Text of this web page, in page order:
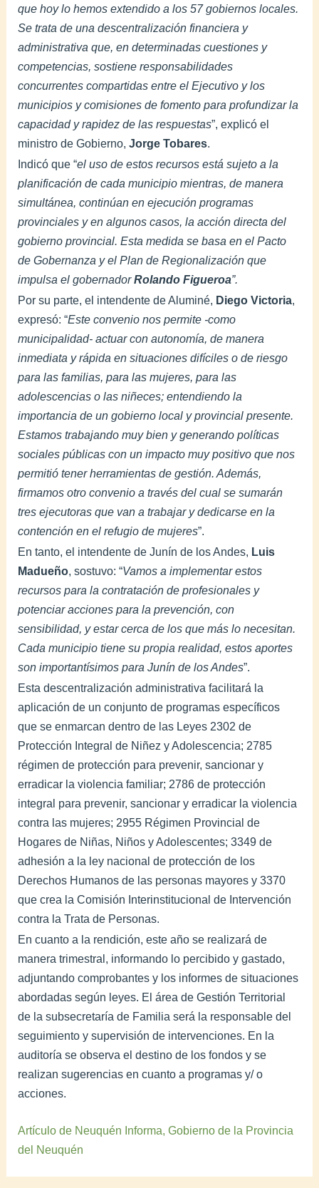
que hoy lo hemos extendido a los 57 gobiernos locales.
Se trata de una descentralización financiera y
administrativa que, en determinadas cuestiones y
competencias, sostiene responsabilidades
concurrentes compartidas entre el Ejecutivo y los
municipios y comisiones de fomento para profundizar la
capacidad y rapidez de las respuestas”, explicó el
ministro de Gobierno,Jorge Tobares.
Indicó que “el uso de estos recursos está sujeto a la
planificación de cada municipio mientras, de manera
simultánea, continúan en ejecución programas
provinciales y en algunos casos, la acción directa del
gobierno provincial. Esta medida se basa en el Pacto
de Gobernanza y el Plan de Regionalización que
impulsa el gobernadorRolando Figueroa”.
Por su parte, el intendente de Aluminé, Diego Victoria,
expresó: “Este convenio nos permite -como
municipalidad- actuar con autonomía, de manera
inmediata y rápida en situaciones difíciles o de riesgo
para las familias, para las mujeres, para las
adolescencias o las niñeces; entendiendo la
importancia de un gobierno local y provincial presente.
Estamos trabajando muy bien y generando políticas
sociales públicas con un impacto muy positivo que nos
permitió tener herramientas de gestión. Además,
firmamos otro convenio a través del cual se sumarán
tres ejecutoras que van a trabajar y dedicarse en la
contención en el refugio de mujeres”.
En tanto, el intendente de Junín de los Andes, Luis
Madueño, sostuvo: “Vamos a implementar estos
recursos para la contratación de profesionales y
potenciar acciones para la prevención, con
sensibilidad, y estar cerca de los que más lo necesitan.
Cada municipio tiene su propia realidad, estos aportes
son importantísimos para Junín de los Andes”.
Esta descentralización administrativa facilitará la
aplicación de un conjunto de programas específicos
que se enmarcan dentro de las Leyes 2302 de
Protección Integral de Niñez y Adolescencia; 2785
régimen de protección para prevenir, sancionar y
erradicar la violencia familiar; 2786 de protección
integral para prevenir, sancionar y erradicar la violencia
contra las mujeres; 2955 Régimen Provincial de
Hogares de Niñas, Niños y Adolescentes; 3349 de
adhesión a la ley nacional de protección de los
Derechos Humanos de las personas mayores y 3370
que crea la Comisión Interinstitucional de Intervención
contra la Trata de Personas.
En cuanto a la rendición, este año se realizará de
manera trimestral, informando lo percibido y gastado,
adjuntando comprobantes y los informes de situaciones
abordadas según leyes. El área de Gestión Territorial
de la subsecretaría de Familia será la responsable del
seguimiento y supervisión de intervenciones. En la
auditoría se observa el destino de los fondos y se
realizan sugerencias en cuanto a programas y/ o
acciones.
Artículo de Neuquén Informa, Gobierno de la Provincia
del Neuquén